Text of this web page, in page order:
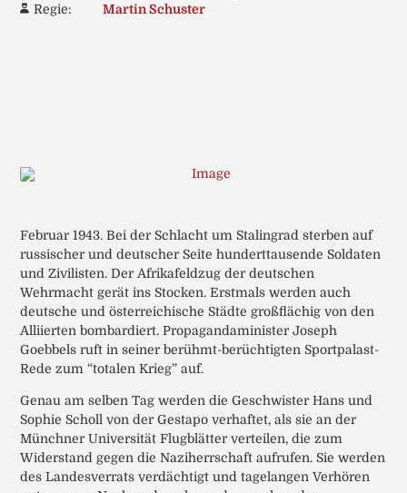
Regie:
Martin Schuster
Februar 1943. Bei der Schlacht um Stalingrad sterben auf
russischer und deutscher Seite hunderttausende Soldaten
und Zivilisten. Der Afrikafeldzug der deutschen
Wehrmacht gerät ins Stocken. Erstmals werden auch
deutsche und österreichische Städte großflächig von den
Alliierten bombardiert. Propagandaminister Joseph
Goebbels ruft in seiner berühmt-berüchtigten Sportpalast-
Rede zum “totalen Krieg” auf.
Genau am selben Tag werden die Geschwister Hans und
Sophie Scholl von der Gestapo verhaftet, als sie an der
Münchner Universität Flugblätter verteilen, die zum
Widerstand gegen die Naziherrschaft aufrufen. Sie werden
des Landesverrats verdächtigt und tagelangen Verhören